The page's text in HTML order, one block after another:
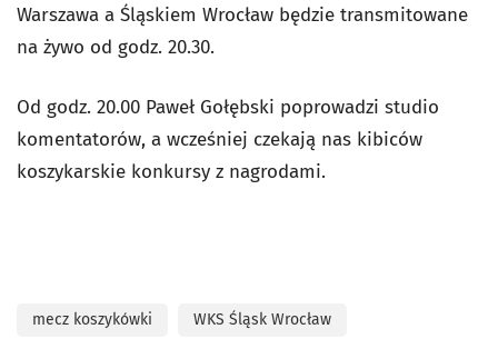
Warszawa a Śląskiem Wrocław będzie transmitowane
na żywo od godz. 20.30.
Od godz. 20.00 Paweł Gołębski poprowadzi studio
komentatorów, a wcześniej czekają nas kibiców
koszykarskie konkursy z nagrodami.
mecz koszykówki WKS Śląsk Wrocław